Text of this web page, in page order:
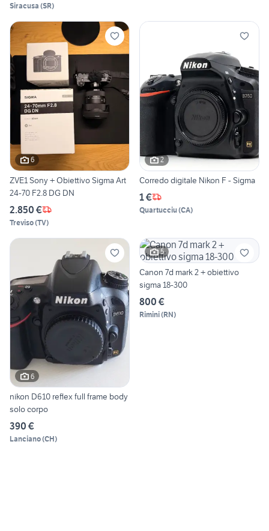
Siracusa (SR)
6
ZVE1 Sony + Obiettivo Sigma Art
24-70 F2.8 DG DN
2.850 €
Treviso(TV)
2
Corredo digitale Nikon F - Sigma
1 €
Quartucciu(CA)
6
nikon D610 reflex full frame body
solo corpo
390 €
Lanciano(CH)
5
Canon 7d mark 2 + obiettivo
sigma 18-300
800 €
Rimini(RN)